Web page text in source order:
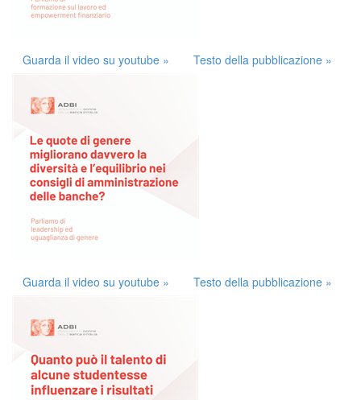
Guarda il video su youtube » Testo della pubblicazione »
Guarda il video su youtube » Testo della pubblicazione »